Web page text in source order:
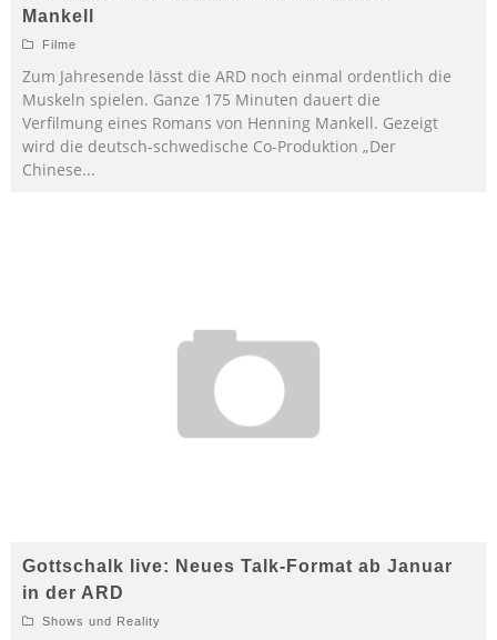
Mankell
Filme
Zum Jahresende lässt die ARD noch einmal ordentlich die
Muskeln spielen. Ganze 175 Minuten dauert die
Verfilmung eines Romans von Henning Mankell. Gezeigt
wird die deutsch-schwedische Co-Produktion „Der
Chinese...
Gottschalk live: Neues Talk-Format ab Januar
in der ARD
Shows und Reality